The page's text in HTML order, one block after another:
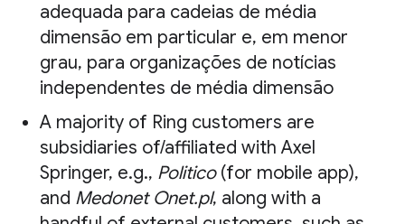
adequada para cadeias de média
dimensão em particular e, em menor
grau, para organizações de notícias
independentes de média dimensão
A majority of Ring customers are
subsidiaries of/affiliated with Axel
Springer, e.g., Politico(for mobile app),
and Medonet Onet.pl, along with a